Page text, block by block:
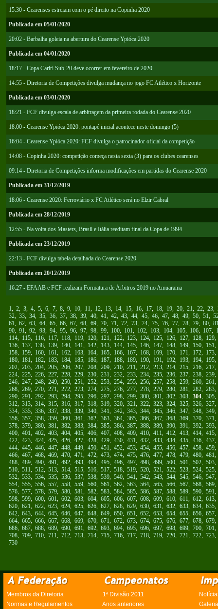
15:30 - Cearenses estreiam com o pé direito na Copinha 2020
Publicada em 05/01/2020
20:02 - Barbalha goleia na abertura do Cearense Ypióca 2020
Publicada em 04/01/2020
18:17 - Copa Cariri Sub-20 deve ocorrer em fevereiro de 2020
14:55 - Diretoria de Competições divulga mudança no jogo FC Atlético x Horizonte
Publicada em 03/01/2020
18:21 - FCF divulga escala de arbitragem da primeira rodada do Cearense 2020
18:00 - Cearense Ypióca 2020: pontapé inicial acontece neste domingo (5)
16:04 - Cearense Ypióca 2020: FCF divulga o patrocinador oficial da competição
14:08 - Copinha 2020: competição começa nesta sexta (3) para os clubes cearenses
09:14 - Diretoria de Competições informa modificações em partidas do Cearense 2020
Publicada em 31/12/2019
18:06 - Cearense 2020: Ferroviário x FC Atlético será no Elzir Cabral
Publicada em 28/12/2019
12:55 - Na volta dos Masters, Brasil e Itália reeditam final da Copa de 1994
Publicada em 23/12/2019
22:13 - FCF divulga tabela detalhada do Cearense 2020
Publicada em 20/12/2019
16:27 - EFAAB e FCF realizam Formatura de Árbitros 2019 no Amuarama
1, 2, 3, 4, 5, 6, 7, 8, 9, 10, 11, 12, 13, 14, 15, 16, 17, 18, 19, 20, 21, 22, 23,
32, 33, 34, 35, 36, 37, 38, 39, 40, 41, 42, 43, 44, 45, 46, 47, 48, 49, 50, 51,
61, 62, 63, 64, 65, 66, 67, 68, 69, 70, 71, 72, 73, 74, 75, 76, 77, 78, 79, 80,
90, 91, 92, 93, 94, 95, 96, 97, 98, 99, 100, 101, 102, 103, 104, 105, 106, 107,
114, 115, 116, 117, 118, 119, 120, 121, 122, 123, 124, 125, 126, 127, 128, 129
136, 137, 138, 139, 140, 141, 142, 143, 144, 145, 146, 147, 148, 149, 150, 151
158, 159, 160, 161, 162, 163, 164, 165, 166, 167, 168, 169, 170, 171, 172, 173
180, 181, 182, 183, 184, 185, 186, 187, 188, 189, 190, 191, 192, 193, 194, 195
202, 203, 204, 205, 206, 207, 208, 209, 210, 211, 212, 213, 214, 215, 216, 217
224, 225, 226, 227, 228, 229, 230, 231, 232, 233, 234, 235, 236, 237, 238, 239
246, 247, 248, 249, 250, 251, 252, 253, 254, 255, 256, 257, 258, 259, 260, 261
268, 269, 270, 271, 272, 273, 274, 275, 276, 277, 278, 279, 280, 281, 282, 283
290, 291, 292, 293, 294, 295, 296, 297, 298, 299, 300, 301, 302, 303, 304, 305
312, 313, 314, 315, 316, 317, 318, 319, 320, 321, 322, 323, 324, 325, 326, 327
334, 335, 336, 337, 338, 339, 340, 341, 342, 343, 344, 345, 346, 347, 348, 349
356, 357, 358, 359, 360, 361, 362, 363, 364, 365, 366, 367, 368, 369, 370, 371
378, 379, 380, 381, 382, 383, 384, 385, 386, 387, 388, 389, 390, 391, 392, 393
400, 401, 402, 403, 404, 405, 406, 407, 408, 409, 410, 411, 412, 413, 414, 415
422, 423, 424, 425, 426, 427, 428, 429, 430, 431, 432, 433, 434, 435, 436, 437
444, 445, 446, 447, 448, 449, 450, 451, 452, 453, 454, 455, 456, 457, 458, 459
466, 467, 468, 469, 470, 471, 472, 473, 474, 475, 476, 477, 478, 479, 480, 481
488, 489, 490, 491, 492, 493, 494, 495, 496, 497, 498, 499, 500, 501, 502, 503
510, 511, 512, 513, 514, 515, 516, 517, 518, 519, 520, 521, 522, 523, 524, 525
532, 533, 534, 535, 536, 537, 538, 539, 540, 541, 542, 543, 544, 545, 546, 547
554, 555, 556, 557, 558, 559, 560, 561, 562, 563, 564, 565, 566, 567, 568, 569
576, 577, 578, 579, 580, 581, 582, 583, 584, 585, 586, 587, 588, 589, 590, 591
598, 599, 600, 601, 602, 603, 604, 605, 606, 607, 608, 609, 610, 611, 612, 613
620, 621, 622, 623, 624, 625, 626, 627, 628, 629, 630, 631, 632, 633, 634, 635
642, 643, 644, 645, 646, 647, 648, 649, 650, 651, 652, 653, 654, 655, 656, 657
664, 665, 666, 667, 668, 669, 670, 671, 672, 673, 674, 675, 676, 677, 678, 679
686, 687, 688, 689, 690, 691, 692, 693, 694, 695, 696, 697, 698, 699, 700, 701
708, 709, 710, 711, 712, 713, 714, 715, 716, 717, 718, 719, 720, 721, 722, 723
730
Membros da Diretoria 1ª Divisão 2011
Normas e Regulamentos
Anos anteriores